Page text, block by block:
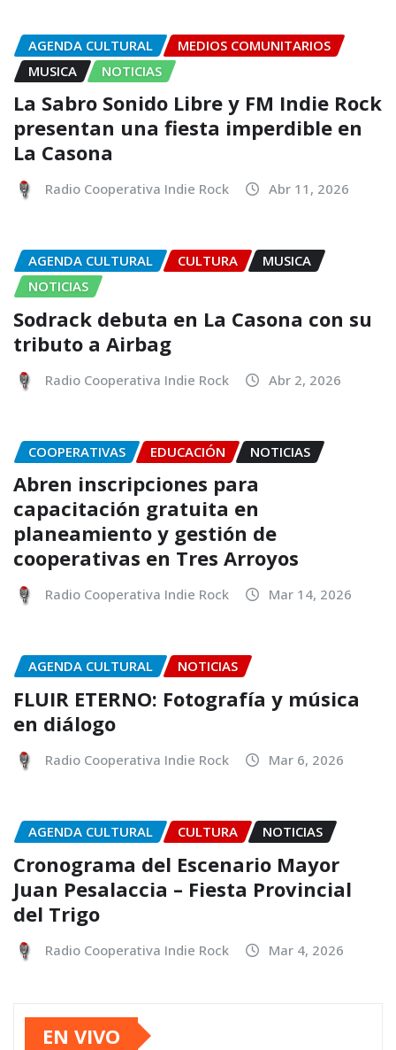
AGENDA CULTURAL
MEDIOS COMUNITARIOS
MUSICA
NOTICIAS
La Sabro Sonido Libre y FM Indie Rock
presentan una fiesta imperdible en
La Casona
Radio Cooperativa Indie Rock Abr 11, 2026
AGENDA CULTURAL CULTURA
MUSICA
NOTICIAS
Sodrack debuta en La Casona con su
tributo a Airbag
Radio Cooperativa Indie Rock Abr 2, 2026
COOPERATIVAS EDUCACIÓN NOTICIAS
Abren inscripciones para
capacitación gratuita en
planeamiento y gestión de
cooperativas en Tres Arroyos
Radio Cooperativa Indie Rock Mar 14, 2026
AGENDA CULTURAL NOTICIAS
FLUIR ETERNO: Fotografía y música
en diálogo
Radio Cooperativa Indie Rock Mar 6, 2026
AGENDA CULTURAL CULTURA NOTICIAS
Cronograma del Escenario Mayor
Juan Pesalaccia – Fiesta Provincial
del Trigo
Radio Cooperativa Indie Rock Mar 4, 2026
EN VIVO